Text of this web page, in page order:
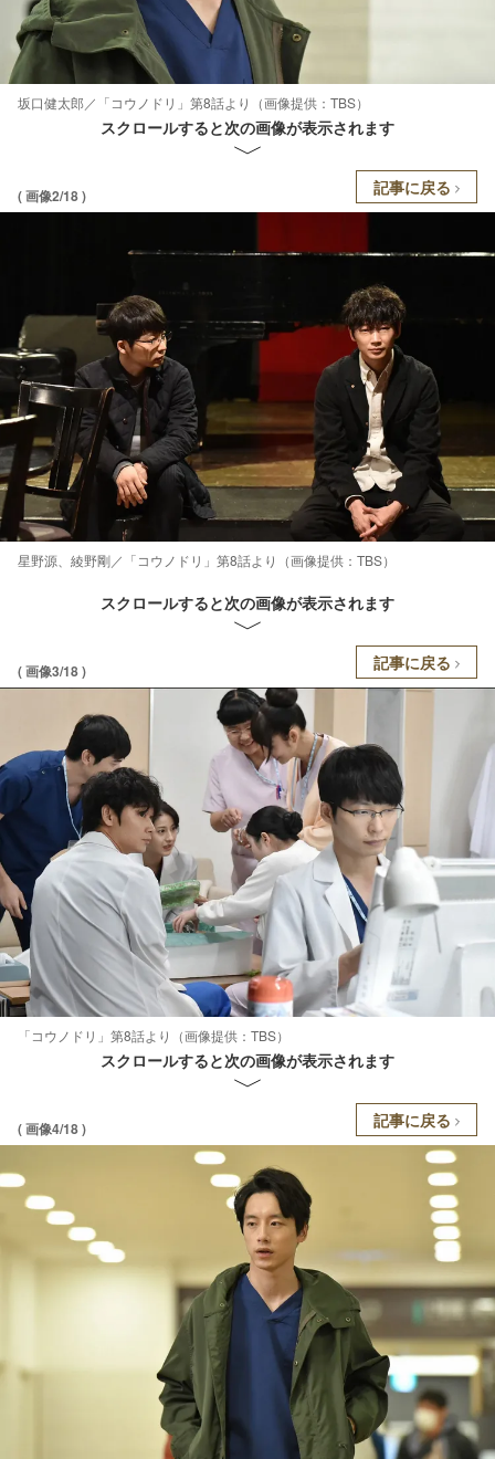
坂口健太郎／「コウノドリ」第8話より（画像提供：TBS）
スクロールすると次の画像が表示されます
( 画像2/18 ) 記事に戻る
星野源、綾野剛／「コウノドリ」第8話より（画像提供：TBS）
スクロールすると次の画像が表示されます
( 画像3/18 ) 記事に戻る
「コウノドリ」第8話より（画像提供：TBS）
スクロールすると次の画像が表示されます
( 画像4/18 ) 記事に戻る